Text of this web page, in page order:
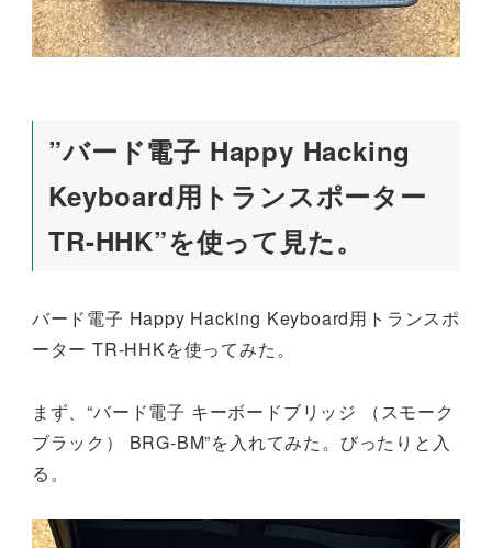
”バード電子 Happy Hacking
Keyboard用トランスポーター
TR-HHK”を使って見た。
バード電子 Happy Hacking Keyboard用トランスポ
ーター TR-HHKを使ってみた。
まず、“バード電子 キーボードブリッジ （スモーク
ブラック） BRG-BM”を入れてみた。びったりと入
る。